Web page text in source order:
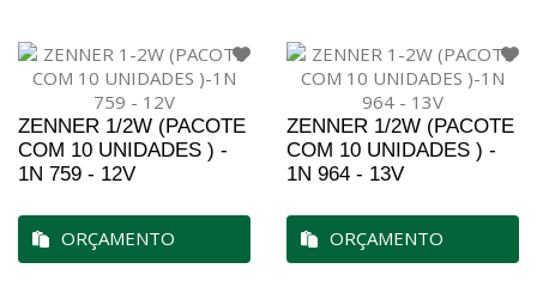
ZENNER 1/2W (PACOTE
COM 10 UNIDADES ) -
1N 759 - 12V
ORÇAMENTO
ZENNER 1/2W (PACOTE
COM 10 UNIDADES ) -
1N 964 - 13V
ORÇAMENTO